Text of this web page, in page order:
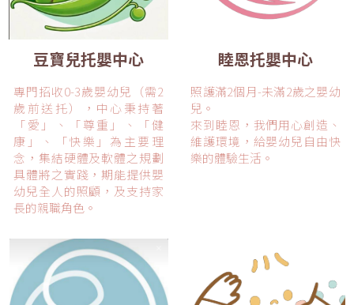
豆寶兒托嬰中心
專門招收0-3歲嬰幼兒（需2
歲前送托），中心秉持著
「愛」、「尊重」、「健
康」、「快樂」為主要理
念，集結硬體及軟體之規劃
具體將之實踐，期能提供嬰
幼兒全人的照顧，及支持家
長的親職角色。
睦恩托嬰中心
照護滿2個月-未滿2歲之嬰幼
兒。
來到睦恩，我們用心創造、
維護環境，給嬰幼兒自由快
樂的體驗生活。